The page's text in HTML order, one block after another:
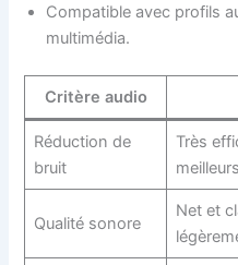
Compatible avec profils
multimédia.
Critère audio
Réduction de
bruit
Très
meilleurs
Qualité sonore
Net et